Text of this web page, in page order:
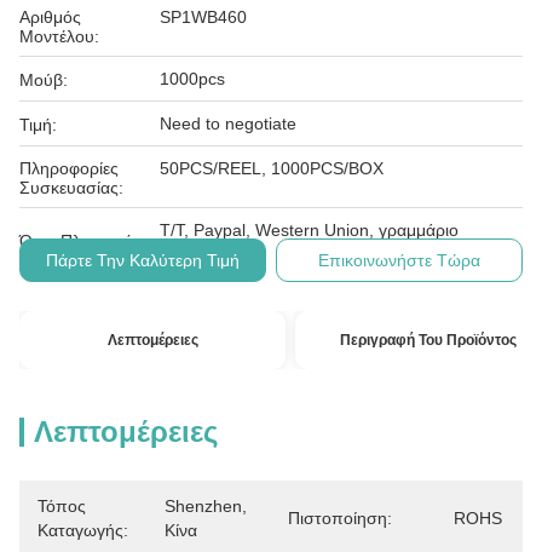
Αριθμός
Μοντέλου:
SP1WB460
Μούβ: 1000pcs
Τιμή: Need to negotiate
Πληροφορίες
Συσκευασίας:
50PCS/REEL, 1000PCS/BOX
Όροι Πληρωμής:
T/T, Paypal, Western Union, γραμμάριο
Πάρτε Την Καλύτερη Τιμή Επικοινωνήστε Τώρα
Λεπτομέρειες Περιγραφή Του Προϊόντος
Λεπτομέρειες
Τόπος
Καταγωγής:
Shenzhen,
Κίνα
Πιστοποίηση: ROHS